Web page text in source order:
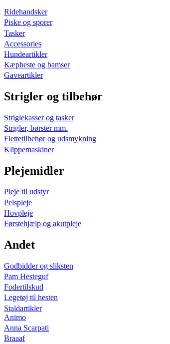
Ridehandsker
Piske og sporer
Tasker
Accessories
Hundeartikler
Kæpheste og bamser
Gaveartikler
Strigler og tilbehør
Striglekasser og tasker
Strigler, børster mm.
Flettetilbehør og udsmykning
Klippemaskiner
Plejemidler
Pleje til udstyr
Pelspleje
Hovpleje
Førstehjælp og akutpleje
Andet
Godbidder og sliksten
Pam Hesteguf
Fodertilskud
Legetøj til hesten
Staldartikler
Animo
Anna Scarpati
Braaaf